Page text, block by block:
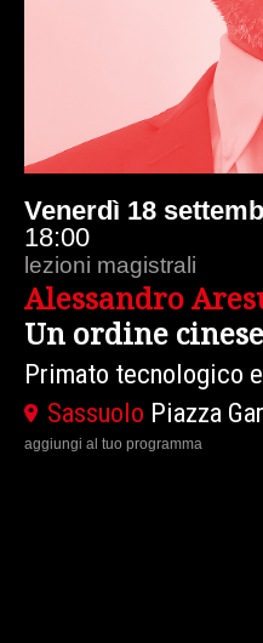
Venerdì 18
15:00
lezioni magistrali
David Armitage
Guerre civili
Un paradigma per
Traduzione in
ModenaPiazza